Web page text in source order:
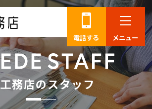
電話する メニュー
工務店のスタッフ